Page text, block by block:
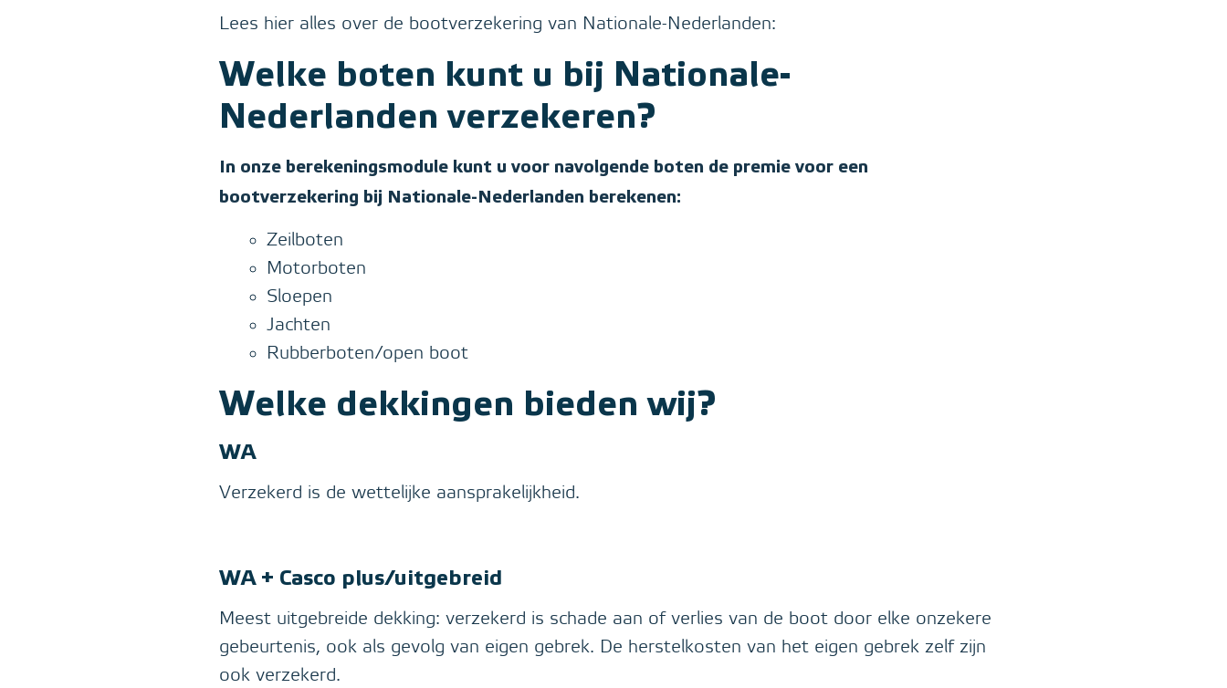
Lees hier alles over de bootverzekering van Nationale-Nederlanden:
Welke boten kunt u bij Nationale-
Nederlanden verzekeren?
In onze berekeningsmodule kunt u voor navolgende boten de premie voor een
bootverzekering bij Nationale-Nederlanden berekenen:
Zeilboten
Motorboten
Sloepen
Jachten
Rubberboten/open boot
Welke dekkingen bieden wij?
WA
Verzekerd is de wettelijke aansprakelijkheid.
WA + Casco plus/uitgebreid
Meest uitgebreide dekking: verzekerd is schade aan of verlies van de boot door elke onzekere
gebeurtenis, ook als gevolg van eigen gebrek. De herstelkosten van het eigen gebrek zelf zijn
ook verzekerd.